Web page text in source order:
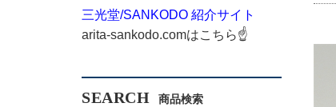
三光堂/SANKODO 紹介サイト
arita-sankodo.comはこちら☝
SEARCH